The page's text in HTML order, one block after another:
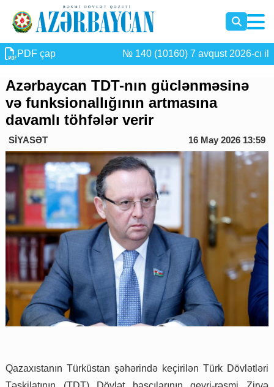
PDF çap № 140 (10160) 7 avqust 2026-cı il
Azərbaycan TDT-nın güclənməsinə
və funksionallığının artmasına
davamlı töhfələr verir
SİYASƏT 16 May 2026 13:59
Qazaxıstanın Türküstan şəhərində keçirilən Türk Dövlətləri